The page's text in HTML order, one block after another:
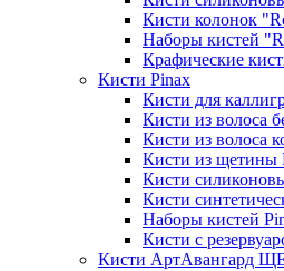
Кисти колонок
Наборы кистей
Крафические
Кисти Pinax
Кисти для
Кисти из волоса
Кисти из волоса
Кисти из щетины
Кисти
Кисти
Наборы кистей
Кисти с
Кисти АртАвангард